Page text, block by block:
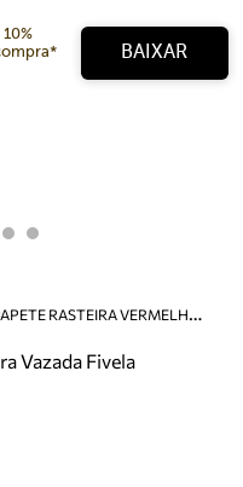
BAIXAR
P
APETE RASTEIRA VERMELHA CROCO TIRA VAZADA FIVELA
Vazada Fivela